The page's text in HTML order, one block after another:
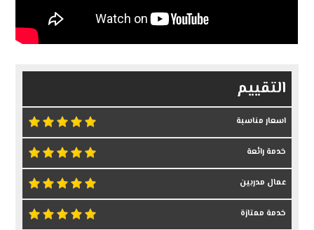
التقييم
اسعار مناسبة
خدمة رائعة
عمال مدربين
خدمة ممتازة